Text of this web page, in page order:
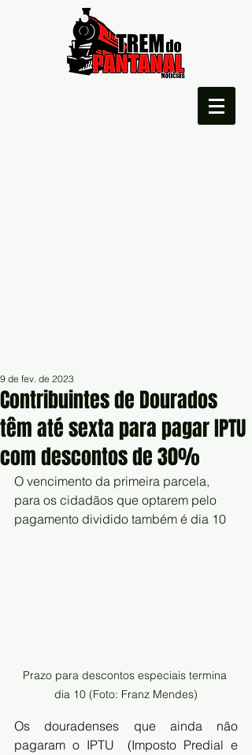
Contribuintes de Dourados
têm até sexta para pagar IPTU
com descontos de 30%
9 de fev. de 2023
O vencimento da primeira parcela,
para os cidadãos que optarem pelo
Prazo para descontos especiais termina
dia 10 (Foto: Franz Mendes)
Os douradenses que ainda não
pagaram o IPTU
  (Imposto Predial e